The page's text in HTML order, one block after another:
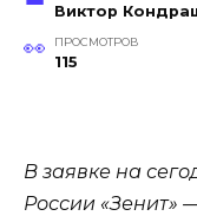
Виктор
ПРОСМОТРОВ
115
В заявке на
России «Зенит»